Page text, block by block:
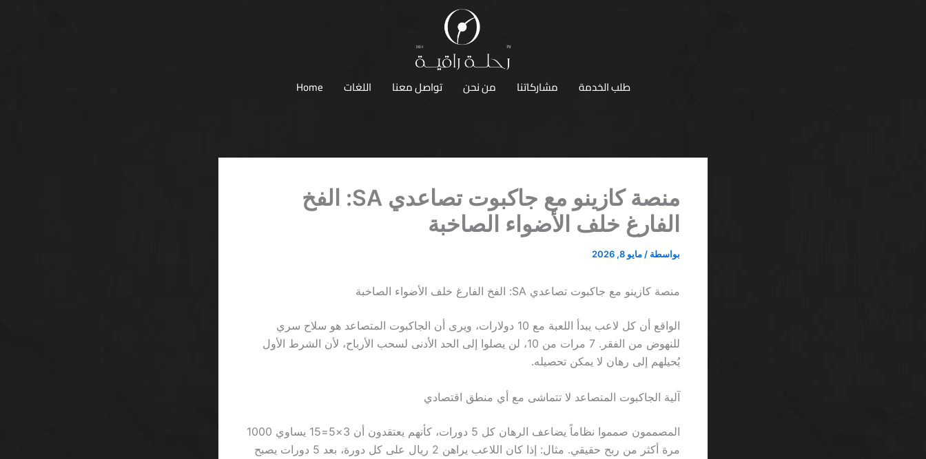
طلب الخدمة مشاركاتنا من نحن تواصل معنا اللغات Home
منصة كازينو مع جاكبوت تصاعدي SA: الفخ
الفارغ خلف الأضواء الصاخبة
بواسطة / مايو 8, 2026
منصة كازينو مع جاكبوت تصاعدي SA: الفخ الفارغ خلف الأضواء الصاخبة
الواقع أن كل لاعب يبدأ اللعبة مع 10 دولارات، ويرى أن الجاكبوت المتصاعد هو سلاح سري
للنهوض من الفقر. 7 مرات من 10، لن يصلوا إلى الحد الأدنى لسحب الأرباح، لأن الشرط الأول
يُحيلهم إلى رهان لا يمكن تحصيله.
آلية الجاكبوت المتصاعد لا تتماشى مع أي منطق اقتصادي
المصممون صمموا نظاماً يضاعف الرهان كل 5 دورات، كأنهم يعتقدون أن 3×5=15 يساوي 1000
مرة أكثر من ربح حقيقي. مثال: إذا كان اللاعب يراهن 2 ريال على كل دورة، بعد 5 دورات يصبح